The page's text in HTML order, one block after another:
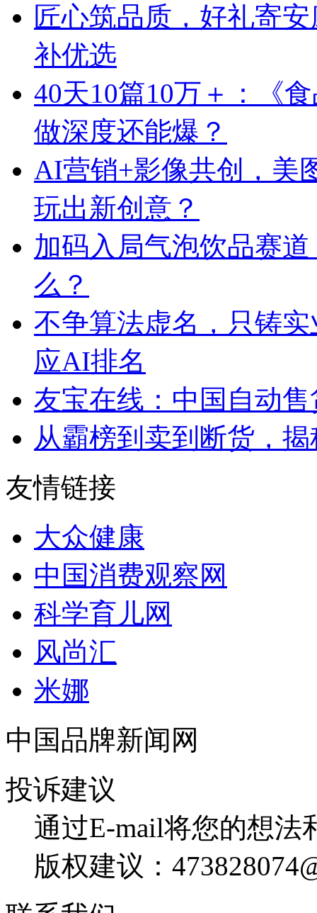
匠心筑品质，好礼寄
补优选
40天10篇10万＋：《
做深度还能爆？
AI营销+影像共创，美
玩出新创意？
加码入局气泡饮品赛
么？
不争算法虚名，只铸
应AI排名
友宝在线：中国自动
从霸榜到卖到断货，
友情链接
大众健康
中国消费观察网
科学育儿网
风尚汇
米娜
中国品牌新闻网
投诉建议
通过E-mail将您的想法
版权建议：